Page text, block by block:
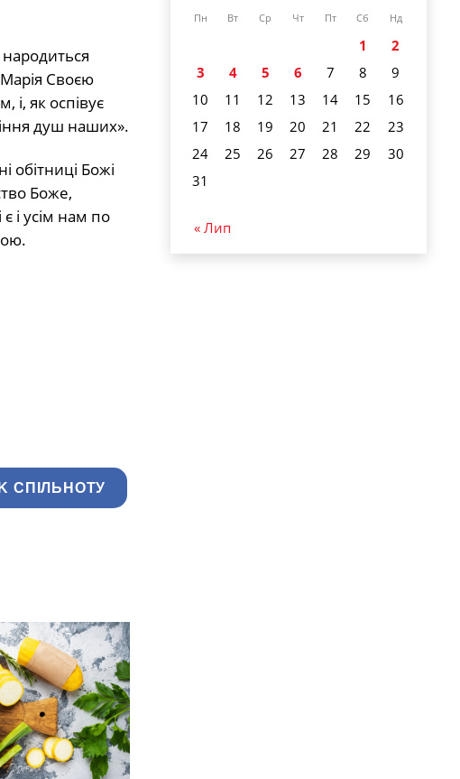
народиться
Своєю
як оспівує
душ наших».
обітниці Божі
Боже,
і усім нам по
СПІЛЬНОТУ
Пн Вт Ср Чт Пт Сб Нд
1
2
3
4 5 6 7 8
9
10
11 12 13 14 15
16
17
18 19 20 21 22
23
24
25 26 27 28 29
30
31
« Лип